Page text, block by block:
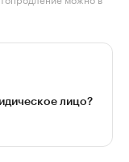
лицо?